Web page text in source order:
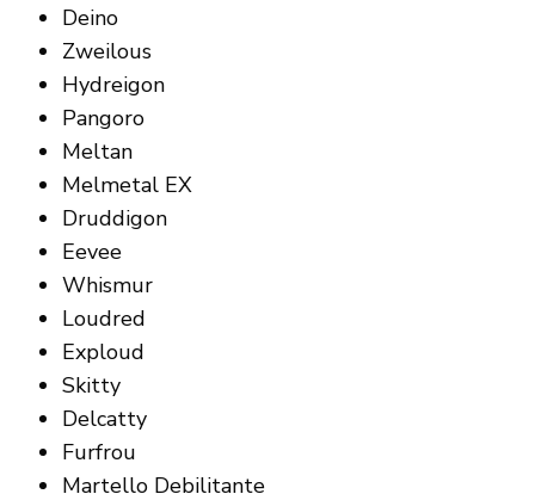
Deino
Zweilous
Hydreigon
Pangoro
Meltan
Melmetal EX
Druddigon
Eevee
Whismur
Loudred
Exploud
Skitty
Delcatty
Furfrou
Martello Debilitante